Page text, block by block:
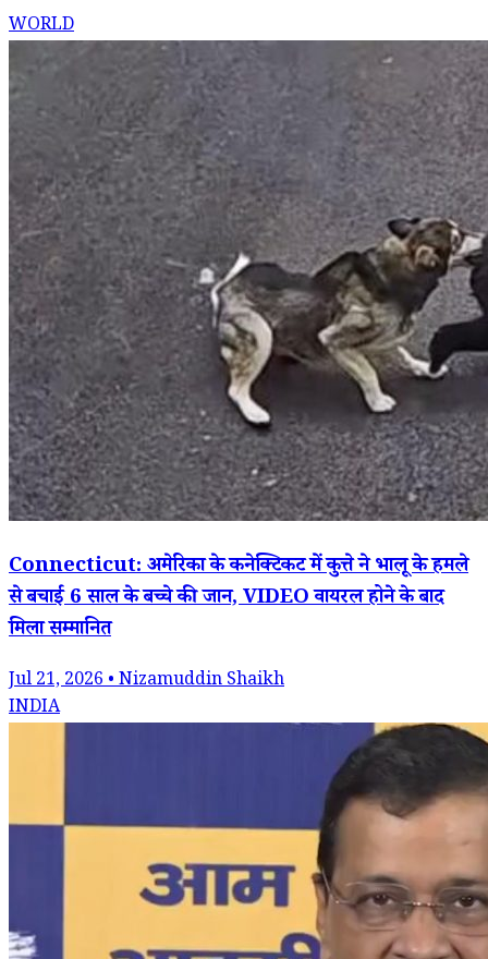
WORLD
Connecticut: अमेरिका के कनेक्टिकट में कुत्ते ने भालू के हमले
से बचाई 6 साल के बच्चे की जान, VIDEO वायरल होने के बाद
मिला सम्मानित
Jul 21, 2026 • Nizamuddin Shaikh
INDIA